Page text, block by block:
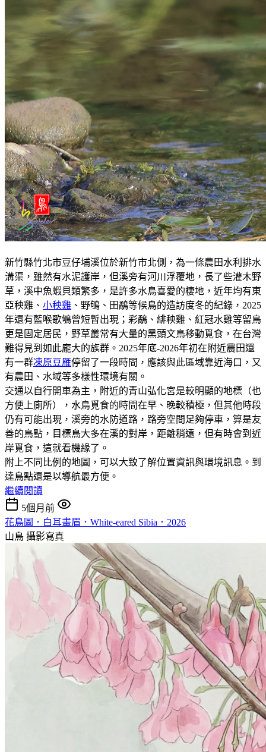
新竹縣竹北市豆仔埔溪位於新竹市北側，為一條農田水利排水
溝渠，雖然有水泥護岸，但溪旁有河川浮覆地，長了些灌木野
草，溪中魚蝦貝類繁多，是許多水鳥喜愛的棲地，近年均有東
亞秧雞、 小秧雞 、野鴝、田鷸等候鳥的造訪度冬的紀錄，2025
年還有藍喉歌鴝曾短暫出現；彩鷸、緋秧雞、紅冠水雞等留鳥
更是固定居民，野草叢常有大量的黑頭文鳥移動覓食，在台灣
難得見到如此龐大的族群。2025年底-2026年初在附近農田還
有一群凍原豆雁停留了一段時間，應該與此區域靠近海口，又
有農田、水域等多樣性環境有關。
交通以自行開車為主，附近的青山弘化宮是較明顯的地標（也
方便上廁所），水鳥覓食的時間在早、晚較積極，但其他時段
仍有可能出現，溪旁的水防道路，路旁空間足夠停車，算是友
善的鳥點，目標鳥大多在溪的對岸，距離稍遠，但有時會到近
岸覓食，這就看機緣了。
附上不同比例的地圖，可以大致了解位置資訊與環境訊息。到
達鳥點還是以導航最方便。
繼續閱讀
5個月前
花鳥圖．白耳畫眉．White-eared Sibia．2026
山鳥 攝影寫真